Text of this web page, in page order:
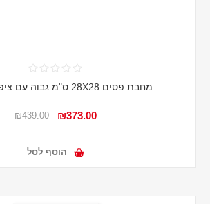
מחבת פסים 28X28 ס"מ גבוה עם ציפוי טיטניום
₪373.00
₪439.00
הוסף לסל